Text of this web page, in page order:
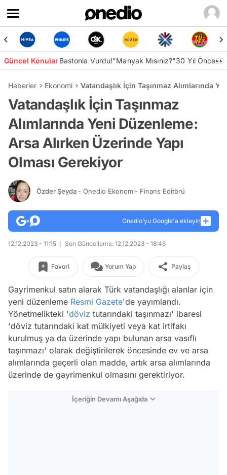
Güncel KonularBastonla Vurdu!"Manyak Mısınız?"30 Yıl Önce👀
Haberler Ekonomi Vatandaşlık İçin Taşınmaz Alımlarında
Vatandaşlık İçin Taşınmaz
Alımlarında Yeni Düzenleme:
Arsa Alırken Üzerinde Yapı
Olması Gerekiyor
Özder Şeyda - Onedio Ekonomi- Finans Editörü
Onedio’yu Google'a ekleyin
12.12.2023 - 11:15 Son Güncelleme: 12.12.2023 - 18:46
Favori Yorum Yap Paylaş
Gayrimenkul satın alarak Türk vatandaşlığı alanlar için
yeni düzenleme Resmi Gazete'de yayımlandı.
Yönetmelikteki 'döviz tutarındaki taşınmazı' ibaresi
'döviz tutarındaki kat mülkiyeti veya kat irtifakı
kurulmuş ya da üzerinde yapı bulunan arsa vasıflı
taşınmazı' olarak değiştirilerek öncesinde ev ve arsa
alımlarında geçerli olan madde, artık arsa alımlarında
üzerinde de gayrimenkul olmasını gerektiriyor.
İçeriğin Devamı Aşağıda